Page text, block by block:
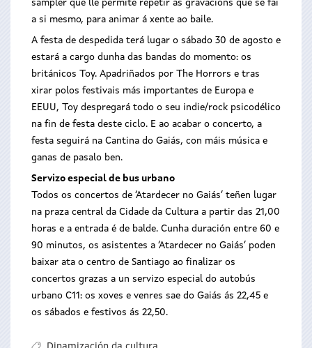
sampler que lle permite repetir as gravacións que se fai
a si mesmo, para animar á xente ao baile.
A festa de despedida terá lugar o sábado 30 de agosto e
estará a cargo dunha das bandas do momento: os
británicos Toy. Apadriñados por The Horrors e tras
xirar polos festivais más importantes de Europa e
EEUU, Toy despregará todo o seu indie/rock psicodélico
na fin de festa deste ciclo. E ao acabar o concerto, a
festa seguirá na Cantina do Gaiás, con máis música e
ganas de pasalo ben.
Servizo especial de bus urbano
Todos os concertos de ‘Atardecer no Gaiás’ teñen lugar
na praza central da Cidade da Cultura a partir das 21,00
horas e a entrada é de balde. Cunha duración entre 60 e
90 minutos, os asistentes a ‘Atardecer no Gaiás’ poden
baixar ata o centro de Santiago ao finalizar os
concertos grazas a un servizo especial do autobús
urbano C11: os xoves e venres sae do Gaiás ás 22,45 e
os sábados e festivos ás 22,50.